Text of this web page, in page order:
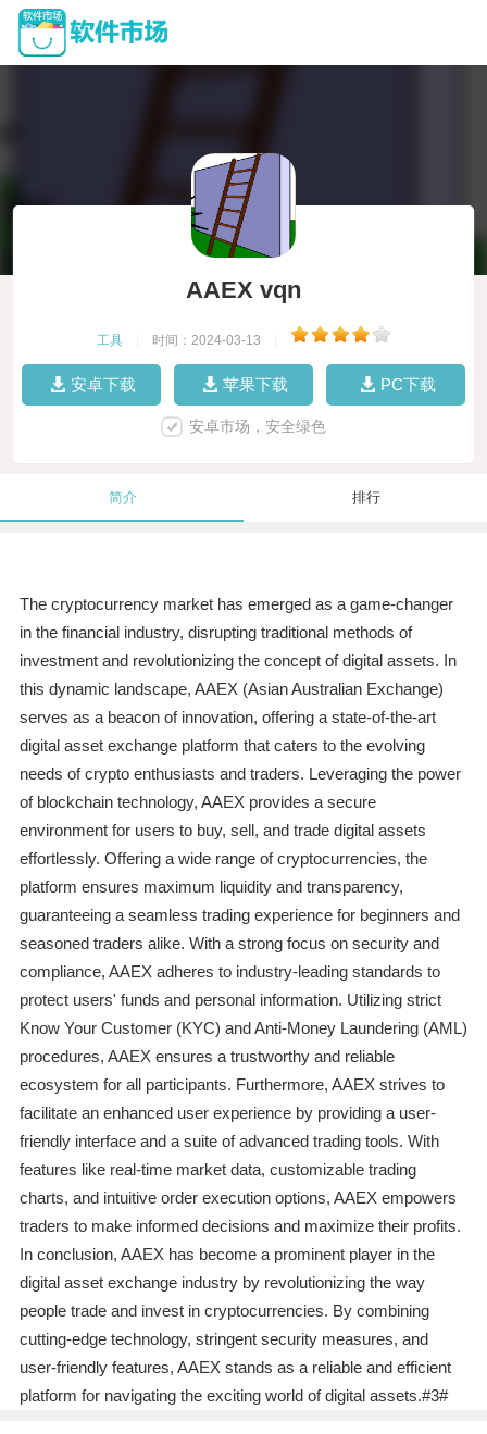
AAEX vqn
工具 时间：2024-03-13
安卓下载 苹果下载 PC下载
安卓市场，安全绿色
简介 排行
The cryptocurrency market has emerged as a game-changer
in the financial industry, disrupting traditional methods of
investment and revolutionizing the concept of digital assets. In
this dynamic landscape, AAEX (Asian Australian Exchange)
serves as a beacon of innovation, offering a state-of-the-art
digital asset exchange platform that caters to the evolving
needs of crypto enthusiasts and traders. Leveraging the power
of blockchain technology, AAEX provides a secure
environment for users to buy, sell, and trade digital assets
effortlessly. Offering a wide range of cryptocurrencies, the
platform ensures maximum liquidity and transparency,
guaranteeing a seamless trading experience for beginners and
seasoned traders alike. With a strong focus on security and
compliance, AAEX adheres to industry-leading standards to
protect users' funds and personal information. Utilizing strict
Know Your Customer (KYC) and Anti-Money Laundering (AML)
procedures, AAEX ensures a trustworthy and reliable
ecosystem for all participants. Furthermore, AAEX strives to
facilitate an enhanced user experience by providing a user-
friendly interface and a suite of advanced trading tools. With
features like real-time market data, customizable trading
charts, and intuitive order execution options, AAEX empowers
traders to make informed decisions and maximize their profits.
In conclusion, AAEX has become a prominent player in the
digital asset exchange industry by revolutionizing the way
people trade and invest in cryptocurrencies. By combining
cutting-edge technology, stringent security measures, and
user-friendly features, AAEX stands as a reliable and efficient
platform for navigating the exciting world of digital assets.#3#